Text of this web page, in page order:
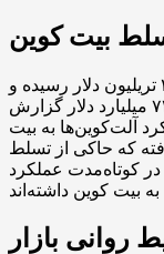
بیت کوین
ارزش کل بازار ارزهای دیجیتال به حدود ۲.۹۹ تریلیون دلار رسیده و
حجم معاملات روزانه بازار کریپتو تقریباً ۷۳ میلیارد دلار گزارش
آلت‌کوین‌ها به بیت
به سطح ۱۶ کاهش یافته که حاکی از تسلط
کوتاه‌مدت عملکرد
بازار